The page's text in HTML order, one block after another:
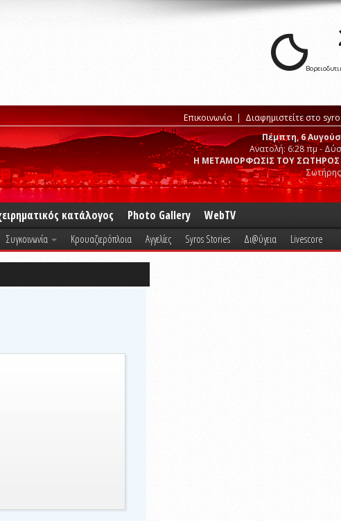
Επικοινωνία
Διαφημιστείτε στο
Πέμπτη, 6
Ανατολή: 6:28 πμ -
Η ΜΕΤΑΜΟΡΦΩΣΙΣ ΤΟΥ ΣΩΤΗΡΟΣ
κατάλογος Photo Gallery WebTV
Συγκοινωνία Κρουαζιερόπλοια Αγγελίες Syros Stories Δι@ύγεια Livescore